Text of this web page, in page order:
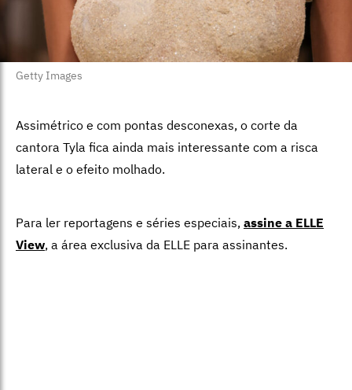
Getty Images
Assimétrico e com pontas desconexas, o corte da
cantora Tyla fica ainda mais interessante com a risca
lateral e o efeito molhado.
Para ler reportagens e séries especiais, assine a ELLE
View, a área exclusiva da ELLE para assinantes.